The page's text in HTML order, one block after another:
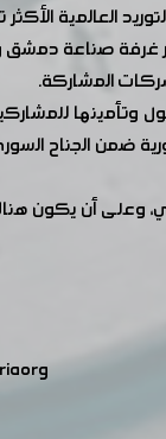
21 وحتى 25 شباط الماضي والذي يعتبر
صناعة دمشق
المشاركة.
ضمن الجناح
وعلى أن يكون